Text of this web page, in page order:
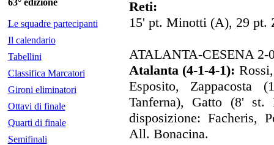
63° edizione
Le squadre partecipanti
Il calendario
Tabellini
Classifica Marcatori
Gironi eliminatori
Ottavi di finale
Quarti di finale
Semifinali
Reti:
15' pt. Minotti (A), 29 pt.
ATALANTA-CESENA 2-
Atalanta (4-1-4-1):
Esposito,
Tanferna), Gatto (8'
disposizione: Facheris,
All. Bonacina.